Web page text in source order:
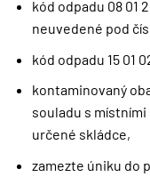
kód odpadu 08 01
neuvedené pod
kód odpadu 15 01
kontaminovaný
souladu s
určené skládce,
zamezte úniku do